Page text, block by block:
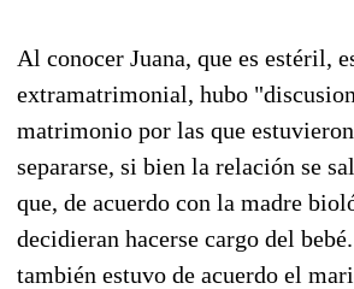
Al conocer Juana, que es estéril,
extramatrimonial, hubo
matrimonio por las que
separarse, si bien la relación se
que, de acuerdo con la madre
decidieran hacerse cargo del
también estuvo de acuerdo el